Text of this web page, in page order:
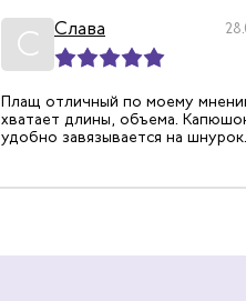
С Слава
Плащ отличный по моему
хватает длины, объема.
удобно завязывается на шнурок.